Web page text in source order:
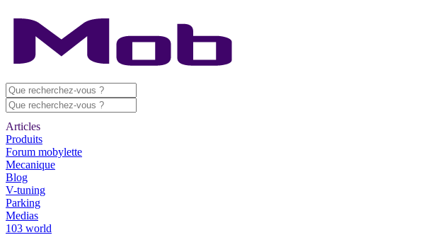
Articles
Produits
Forum mobylette
Mecanique
Blog
V-tuning
Parking
Medias
103 world